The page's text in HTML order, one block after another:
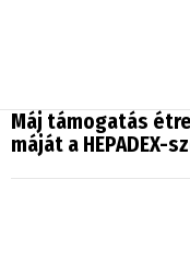
Máj támogatás
máját a HEPADEX-